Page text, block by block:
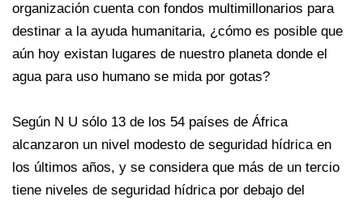
organización cuenta con fondos multimillonarios para
destinar a la ayuda humanitaria, ¿cómo es posible que
aún hoy existan lugares de nuestro planeta donde el
agua para uso humano se mida por gotas?
Según N U sólo 13 de los 54 países de África
alcanzaron un nivel modesto de seguridad hídrica en
los últimos años, y se considera que más de un tercio
tiene niveles de seguridad hídrica por debajo del